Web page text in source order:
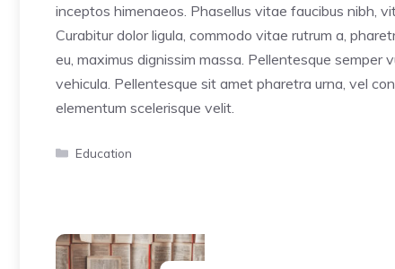
inceptos himenaeos. Phasellus vitae faucibus nibh,
Curabitur dolor ligula, commodo vitae rutrum a,
eu, maximus dignissim massa. Pellentesque semper
vehicula. Pellentesque sit amet pharetra urna, vel
elementum scelerisque velit.
Categorías
Education